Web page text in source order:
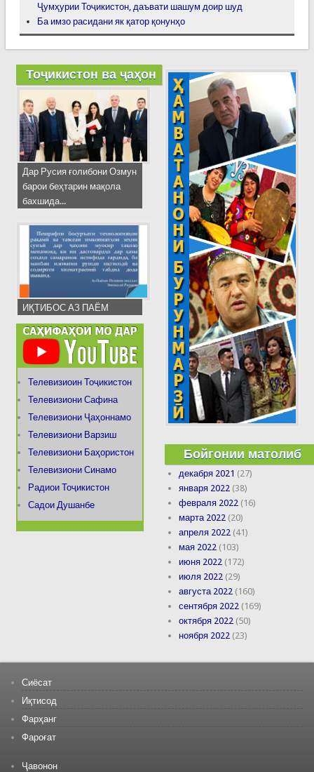
Ҷумҳурии Тоҷикистон, даъвати шашум доир шуд
Ба имзо расидани як қатор қонунҳо
Тоҷикистон ва ҷаҳон
Дар Русия ғолибони Озмун
барои беҳтарин мақола
бахшида...
ИҚТИБОС АЗ ПАЁМ
Телевизиоин Тоҷикистон
Телевизиони Сафина
Телевизиони Ҷаҳоннамо
Телевизиони Варзиш
Телевизиони Баҳористон
Телевизиони Синамо
Радиои Тоҷикистон
Садои Душанбе
Бойгонии матолиб
декабря 2021 (27)
января 2022 (38)
февраля 2022 (16)
марта 2022 (20)
апреля 2022 (41)
мая 2022 (103)
июня 2022 (172)
июля 2022 (29)
августа 2022 (160)
сентября 2022 (169)
октября 2022 (50)
ноября 2022 (23)
Сиёсат
Иқтисод
Фарҳанг
Фароғат
Ҷавонон